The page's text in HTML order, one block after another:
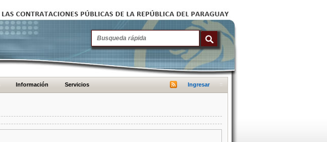
Información Servicios Ingresar